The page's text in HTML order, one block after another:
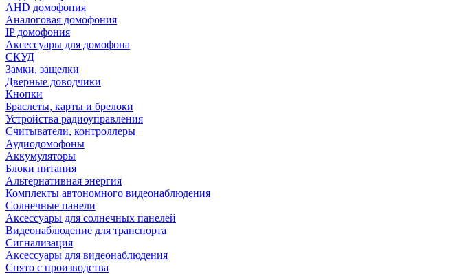
AHD домофония
Аналоговая домофония
IP домофония
Аксессуары для домофона
СКУД
Замки, защелки
Дверные доводчики
Кнопки
Браслеты, карты и брелоки
Устройства радиоуправления
Считыватели, контроллеры
Аудиодомофоны
Аккумуляторы
Блоки питания
Альтернативная энергия
Комплекты автономного видеонаблюдения
Солнечные панели
Аксессуары для солнечных панелей
Видеонаблюдение для транспорта
Сигнализация
Аксессуары для видеонаблюдения
Снято с производства